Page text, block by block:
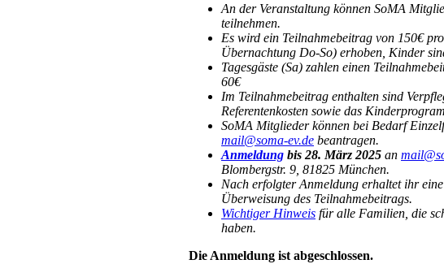
An der Veranstaltung können SoMA
teilnehmen.
Es wird ein Teilnahmebeitrag von 150€
Übernachtung Do-So) erhoben, Kinder
Tagesgäste (Sa) zahlen einen
60€
Im Teilnahmebeitrag enthalten sind
Referentenkosten sowie das
SoMA Mitglieder können bei Bedarf
mail@soma-ev.de beantragen.
Anmeldung bis 28. März 2025 an
Blombergstr. 9, 81825 München.
Nach erfolgter Anmeldung erhaltet ihr
Überweisung des Teilnahmebeitrags.
Wichtiger Hinweis für alle Familien, die
haben.
Die Anmeldung ist abgeschlossen.